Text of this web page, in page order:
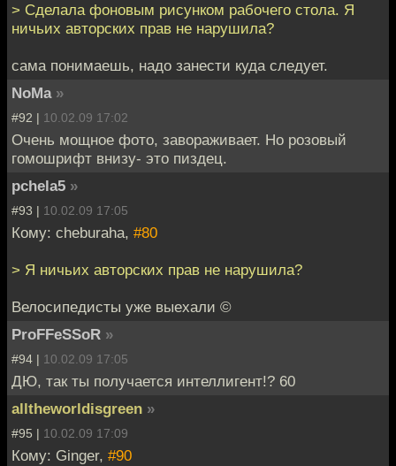
> Сделала фоновым рисунком рабочего стола. Я
ничьих авторских прав не нарушила?
сама понимаешь, надо занести куда следует.
NoMa »
#92 | 10.02.09 17:02
Очень мощное фото, завораживает. Но розовый
гомошрифт внизу- это пиздец.
pchela5 »
#93 | 10.02.09 17:05
Кому: cheburaha, #80
> Я ничьих авторских прав не нарушила?
Велосипедисты уже выехали ©
ProFFeSSoR »
#94 | 10.02.09 17:05
ДЮ, так ты получается интеллигент!? 60
alltheworldisgreen »
#95 | 10.02.09 17:09
Кому: Ginger, #90